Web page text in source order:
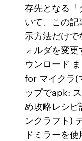
存先となる
いて、この
示方法だけ
ォルダを変
ウンロード
for マイクラ(
ップでapk:
め攻略レシ
ンクラフト)
ドミラーを